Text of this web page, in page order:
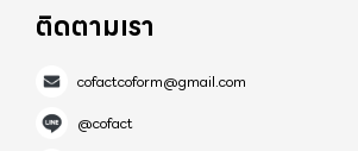
ติดตามเรา
cofactcoform@gmail.com
@cofact